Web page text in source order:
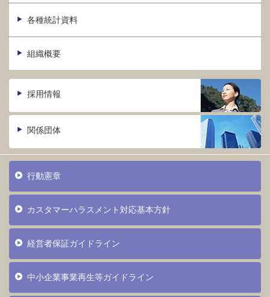
各種統計資料
組織概要
採用情報
関係団体
行動憲章
カスタマーハラスメント対応基本方針
経営者保証ガイドライン
中小企業事業再生等ガイドライン